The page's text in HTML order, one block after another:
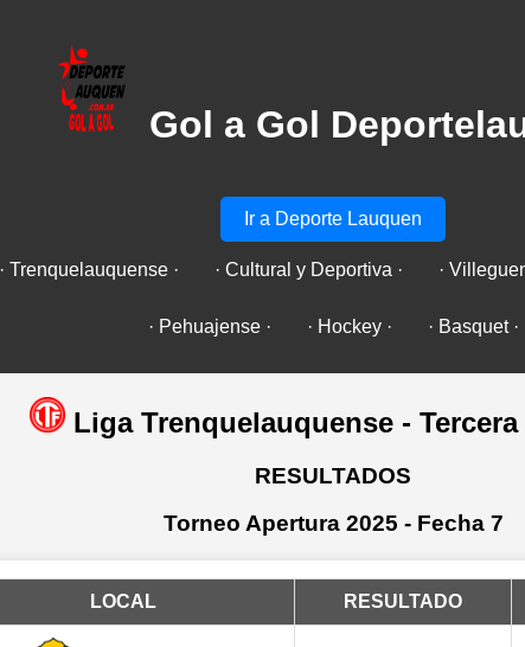
Gol a Gol
Ir a Deporte Lauquen
· Trenquelauquense · · Cultural y Deportiva · ·
· Pehuajense · · Hockey · · Basquet ·
Liga Trenquelauquense -
RESULTADOS
Torneo Apertura 2025 - Fecha 7
LOCAL RESULTADO